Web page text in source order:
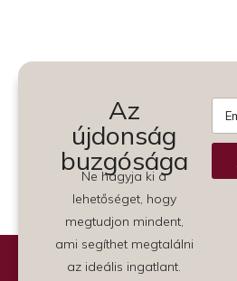
Az
újdonság
buzgósága
Ne hagyja ki a
lehetőséget, hogy
megtudjon mindent,
ami segíthet megtalálni
az ideális ingatlant.